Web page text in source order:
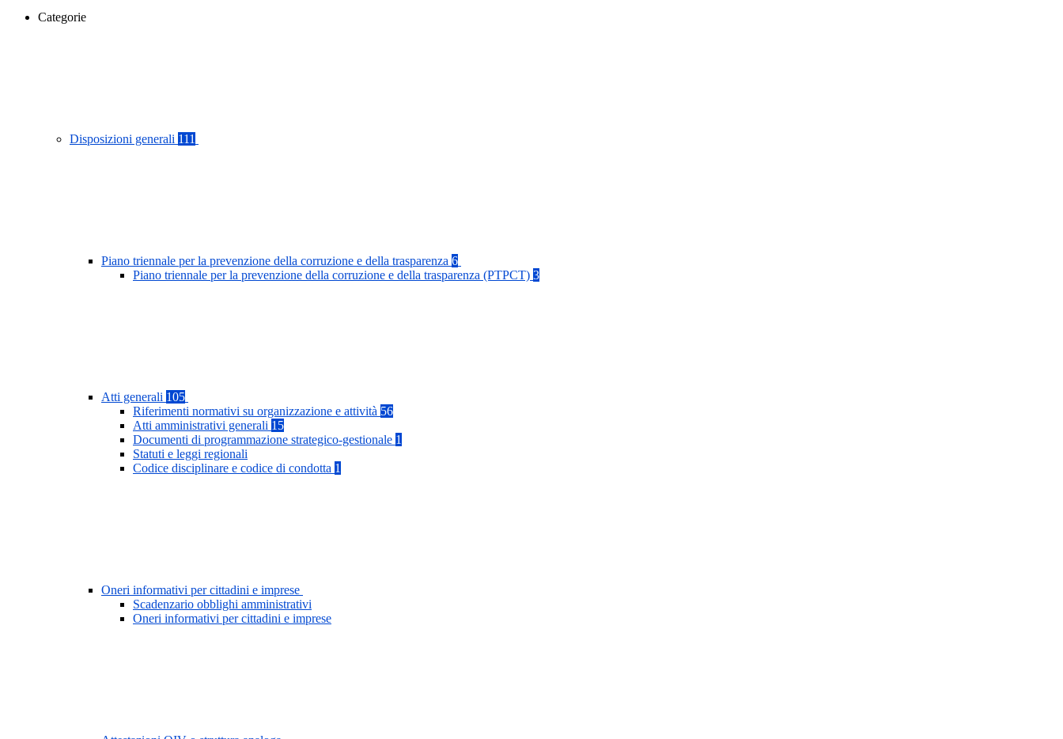
Categorie
Disposizioni generali 111
Piano triennale per la prevenzione della corruzione e della trasparenza 6
Piano triennale per la prevenzione della corruzione e della trasparenza (PTPCT) 3
Atti generali 105
Riferimenti normativi su organizzazione e attività 56
Atti amministrativi generali 15
Documenti di programmazione strategico-gestionale 1
Statuti e leggi regionali
Codice disciplinare e codice di condotta 1
Oneri informativi per cittadini e imprese
Scadenzario obblighi amministrativi
Oneri informativi per cittadini e imprese